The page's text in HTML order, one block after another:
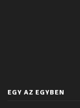
EGY AZ EGYBEN